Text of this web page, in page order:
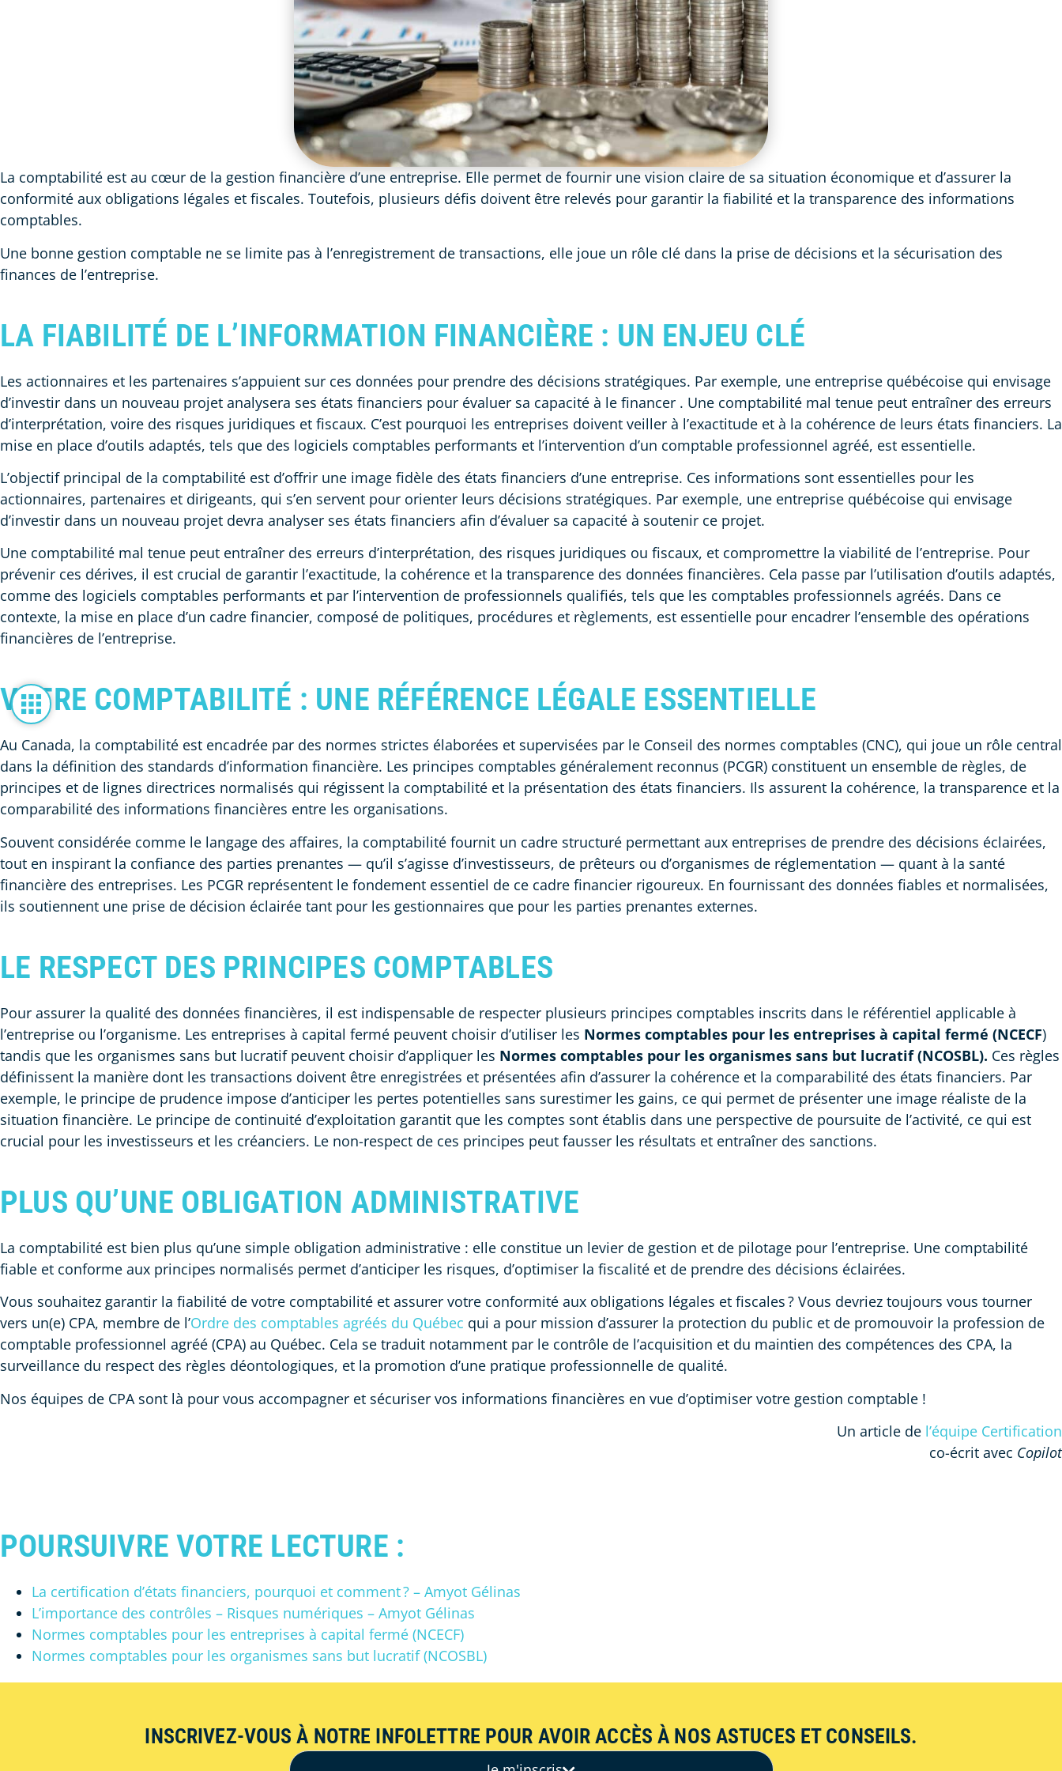
La comptabilité est au cœur de la gestion financière d’une entreprise. Elle permet de fournir une vision claire de sa situation économique et d’assurer la
conformité aux obligations légales et fiscales. Toutefois, plusieurs défis doivent être relevés pour garantir la fiabilité et la transparence des informations
comptables.
Une bonne gestion comptable ne se limite pas à l’enregistrement de transactions, elle joue un rôle clé dans la prise de décisions et la sécurisation des
finances de l’entreprise.
LA FIABILITÉ DE L’INFORMATION FINANCIÈRE : UN ENJEU CLÉ
Les actionnaires et les partenaires s’appuient sur ces données pour prendre des décisions stratégiques. Par exemple, une entreprise québécoise qui envisage
d’investir dans un nouveau projet analysera ses états financiers pour évaluer sa capacité à le financer . Une comptabilité mal tenue peut entraîner des erreurs
d’interprétation, voire des risques juridiques et fiscaux. C’est pourquoi les entreprises doivent veiller à l’exactitude et à la cohérence de leurs états financiers. La
mise en place d’outils adaptés, tels que des logiciels comptables performants et l’intervention d’un comptable professionnel agréé, est essentielle.
L’objectif principal de la comptabilité est d’offrir une image fidèle des états financiers d’une entreprise. Ces informations sont essentielles pour les
actionnaires, partenaires et dirigeants, qui s’en servent pour orienter leurs décisions stratégiques. Par exemple, une entreprise québécoise qui envisage
d’investir dans un nouveau projet devra analyser ses états financiers afin d’évaluer sa capacité à soutenir ce projet.
Une comptabilité mal tenue peut entraîner des erreurs d’interprétation, des risques juridiques ou fiscaux, et compromettre la viabilité de l’entreprise. Pour
prévenir ces dérives, il est crucial de garantir l’exactitude, la cohérence et la transparence des données financières. Cela passe par l’utilisation d’outils adaptés,
comme des logiciels comptables performants et par l’intervention de professionnels qualifiés, tels que les comptables professionnels agréés. Dans ce
contexte, la mise en place d’un cadre financier, composé de politiques, procédures et règlements, est essentielle pour encadrer l’ensemble des opérations
financières de l’entreprise.
VOTRE COMPTABILITÉ : UNE RÉFÉRENCE LÉGALE ESSENTIELLE
Au Canada, la comptabilité est encadrée par des normes strictes élaborées et supervisées par le Conseil des normes comptables (CNC), qui joue un rôle central
dans la définition des standards d’information financière. Les principes comptables généralement reconnus (PCGR) constituent un ensemble de règles, de
principes et de lignes directrices normalisés qui régissent la comptabilité et la présentation des états financiers. Ils assurent la cohérence, la transparence et la
comparabilité des informations financières entre les organisations.
Souvent considérée comme le langage des affaires, la comptabilité fournit un cadre structuré permettant aux entreprises de prendre des décisions éclairées,
tout en inspirant la confiance des parties prenantes — qu’il s’agisse d’investisseurs, de prêteurs ou d’organismes de réglementation — quant à la santé
financière des entreprises. Les PCGR représentent le fondement essentiel de ce cadre financier rigoureux. En fournissant des données fiables et normalisées,
ils soutiennent une prise de décision éclairée tant pour les gestionnaires que pour les parties prenantes externes.
LE RESPECT DES PRINCIPES COMPTABLES
Pour assurer la qualité des données financières, il est indispensable de respecter plusieurs principes comptables inscrits dans le référentiel applicable à
l’entreprise ou l’organisme. Les entreprises à capital fermé peuvent choisir d’utiliser les Normes comptables pour les entreprises à capital fermé (NCECF)
tandis que les organismes sans but lucratif peuvent choisir d’appliquer les Normes comptables pour les organismes sans but lucratif (NCOSBL). Ces règles
définissent la manière dont les transactions doivent être enregistrées et présentées afin d’assurer la cohérence et la comparabilité des états financiers. Par
exemple, le principe de prudence impose d’anticiper les pertes potentielles sans surestimer les gains, ce qui permet de présenter une image réaliste de la
situation financière. Le principe de continuité d’exploitation garantit que les comptes sont établis dans une perspective de poursuite de l’activité, ce qui est
crucial pour les investisseurs et les créanciers. Le non-respect de ces principes peut fausser les résultats et entraîner des sanctions.
PLUS QU’UNE OBLIGATION ADMINISTRATIVE
La comptabilité est bien plus qu’une simple obligation administrative : elle constitue un levier de gestion et de pilotage pour l’entreprise. Une comptabilité
fiable et conforme aux principes normalisés permet d’anticiper les risques, d’optimiser la fiscalité et de prendre des décisions éclairées.
Vous souhaitez garantir la fiabilité de votre comptabilité et assurer votre conformité aux obligations légales et fiscales ? Vous devriez toujours vous tourner
vers un(e) CPA, membre de l’Ordre des comptables agréés du Québec qui a pour mission d’assurer la protection du public et de promouvoir la profession de
comptable professionnel agréé (CPA) au Québec. Cela se traduit notamment par le contrôle de l’acquisition et du maintien des compétences des CPA, la
surveillance du respect des règles déontologiques, et la promotion d’une pratique professionnelle de qualité.
Nos équipes de CPA sont là pour vous accompagner et sécuriser vos informations financières en vue d’optimiser votre gestion comptable !
Un article de l’équipe Certification
co-écrit avec Copilot
POURSUIVRE VOTRE LECTURE :
La certification d’états financiers, pourquoi et comment ? – Amyot Gélinas
L’importance des contrôles – Risques numériques – Amyot Gélinas
Normes comptables pour les entreprises à capital fermé (NCECF)
Normes comptables pour les organismes sans but lucratif (NCOSBL)
INSCRIVEZ-VOUS À NOTRE INFOLETTRE POUR AVOIR ACCÈS À NOS ASTUCES ET CONSEILS.